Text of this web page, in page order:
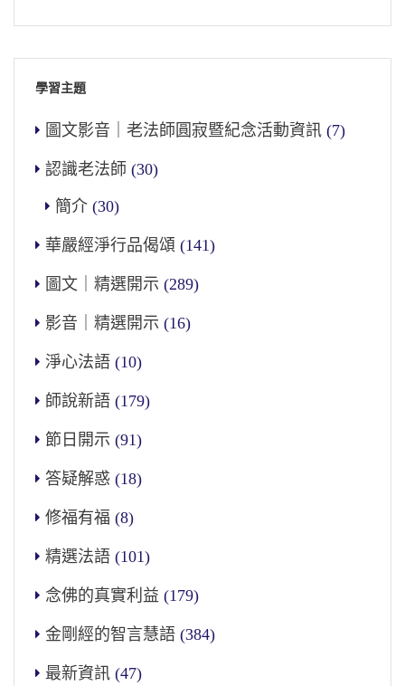
學習主題
圖文影音｜老法師圓寂暨紀念活動資訊 (7)
認識老法師 (30)
簡介 (30)
華嚴經淨行品偈頌 (141)
圖文｜精選開示 (289)
影音｜精選開示 (16)
淨心法語 (10)
師說新語 (179)
節日開示 (91)
答疑解惑 (18)
修福有福 (8)
精選法語 (101)
念佛的真實利益 (179)
金剛經的智言慧語 (384)
最新資訊 (47)